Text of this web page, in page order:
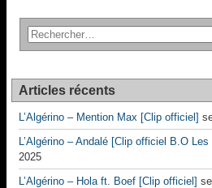
Articles récents
L’Algérino – Mention Max [Clip officiel]
L’Algérino – Andalé [Clip officiel B.O Les
2025
L’Algérino – Hola ft. Boef [Clip officiel]